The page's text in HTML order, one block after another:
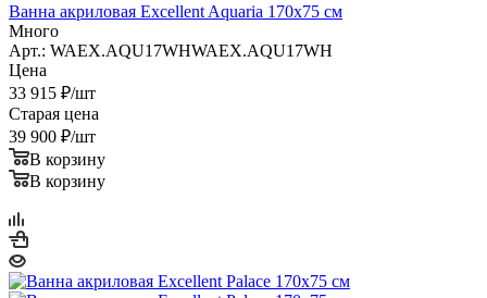
Ванна акриловая Excellent Aquaria 170x75 см
Много
Арт.: WAEX.AQU17WHWAEX.AQU17WH
Цена
33 915 ₽/шт
Старая цена
39 900 ₽/шт
В корзину
В корзину